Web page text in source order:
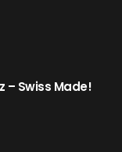
– Swiss Made!